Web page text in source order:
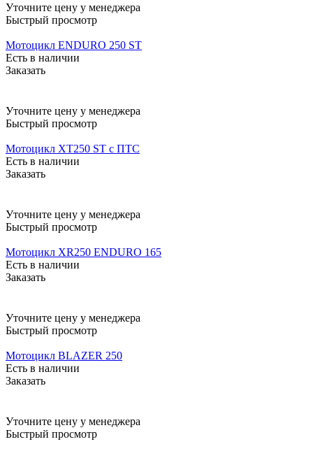
Уточните цену у менеджера
Быстрый просмотр
Мотоцикл ENDURO 250 ST
Есть в наличии
Заказать
Уточните цену у менеджера
Быстрый просмотр
Мотоцикл XT250 ST с ПТС
Есть в наличии
Заказать
Уточните цену у менеджера
Быстрый просмотр
Мотоцикл XR250 ENDURO 165
Есть в наличии
Заказать
Уточните цену у менеджера
Быстрый просмотр
Мотоцикл BLAZER 250
Есть в наличии
Заказать
Уточните цену у менеджера
Быстрый просмотр